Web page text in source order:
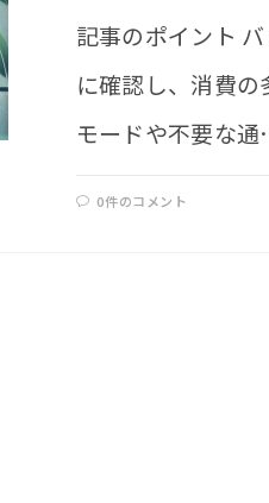
記事のポイント
に確認し、消費
モードや不要な
0件のコメント